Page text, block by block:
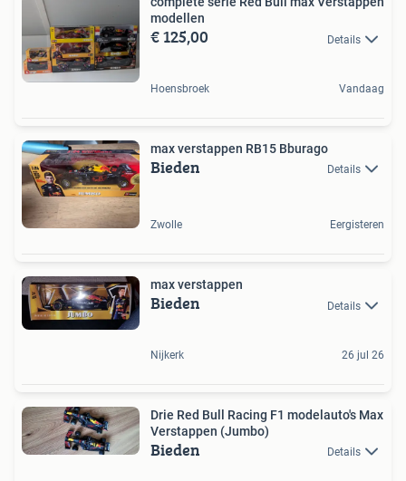
modellen
€ 125,00 Details
Hoensbroek Vandaag
max verstappen RB15 Bburago
Bieden Details
Zwolle Eergisteren
max verstappen
Bieden Details
Nijkerk 26 jul 26
Drie Red Bull Racing F1 modelauto's Max
Verstappen (Jumbo)
Bieden Details